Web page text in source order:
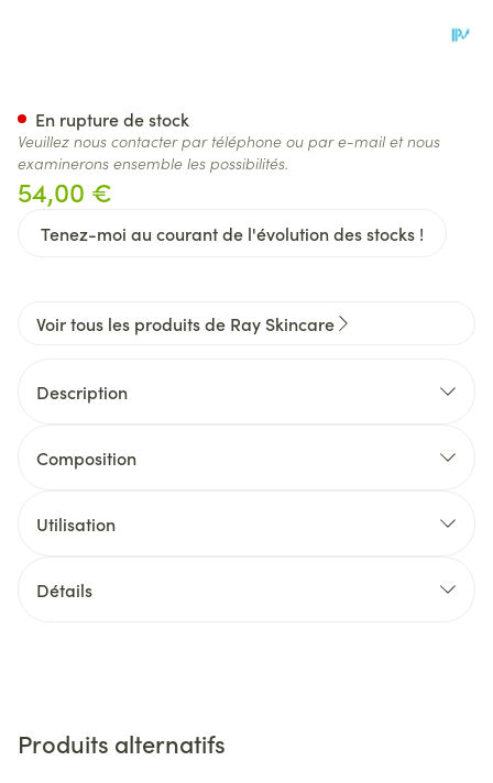
54,00 €
Tenez-moi au courant de l'évolution des stocks !
En rupture de stock
Veuillez nous contacter par téléphone ou par e-mail et nous
examinerons ensemble les possibilités.
Voir tous les produits de Ray Skincare
Description
Composition
Utilisation
Détails
Produits alternatifs